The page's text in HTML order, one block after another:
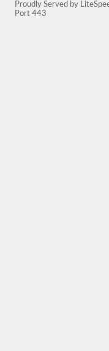
Proudly Served by
Port 443